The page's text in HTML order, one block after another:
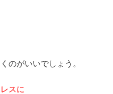
のがいいでしょう。
スに